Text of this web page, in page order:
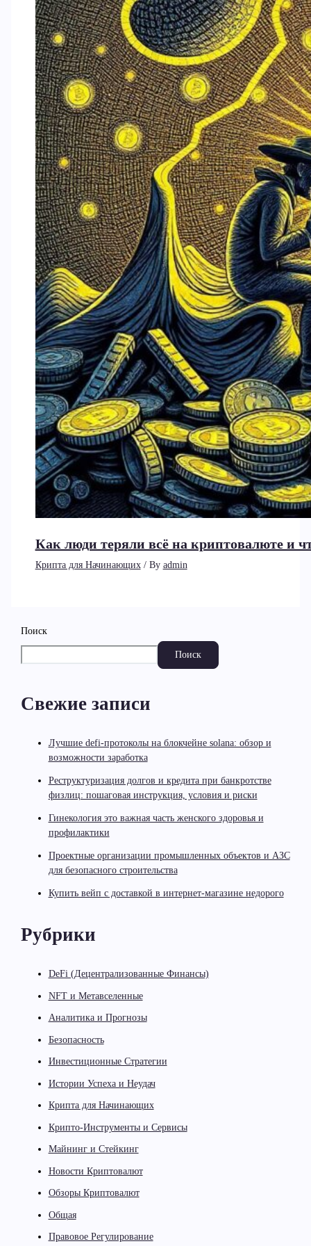
Как люди теряли всё на криптовалюте и
Крипта для Начинающих/ By admin
Поиск
Поиск
Свежие записи
Лучшие defi-протоколы на блокчейне solana: обзор и
возможности заработка
Реструктуризация долгов и кредита при банкротстве
физлиц: пошаговая инструкция, условия и риски
Гинекология это важная часть женского здоровья и
профилактики
Проектные организации промышленных объектов и АЗС
для безопасного строительства
Купить вейп с доставкой в интернет-магазине недорого
Рубрики
DeFi (Децентрализованные Финансы)
NFT и Метавселенные
Аналитика и Прогнозы
Безопасность
Инвестиционные Стратегии
Истории Успеха и Неудач
Крипта для Начинающих
Крипто-Инструменты и Сервисы
Майнинг и Стейкинг
Новости Криптовалют
Обзоры Криптовалют
Общая
Правовое Регулирование